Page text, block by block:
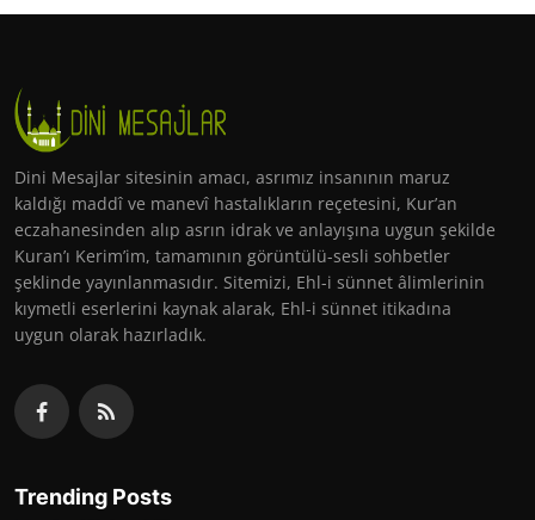
Dini Mesajlar sitesinin amacı, asrımız insanının maruz
kaldığı maddî ve manevî hastalıkların reçetesini, Kur’an
eczahanesinden alıp asrın idrak ve anlayışına uygun şekilde
Kuran’ı Kerim’im, tamamının görüntülü-sesli sohbetler
şeklinde yayınlanmasıdır. Sitemizi, Ehl-i sünnet âlimlerinin
kıymetli eserlerini kaynak alarak, Ehl-i sünnet itikadına
uygun olarak hazırladık.
Trending Posts